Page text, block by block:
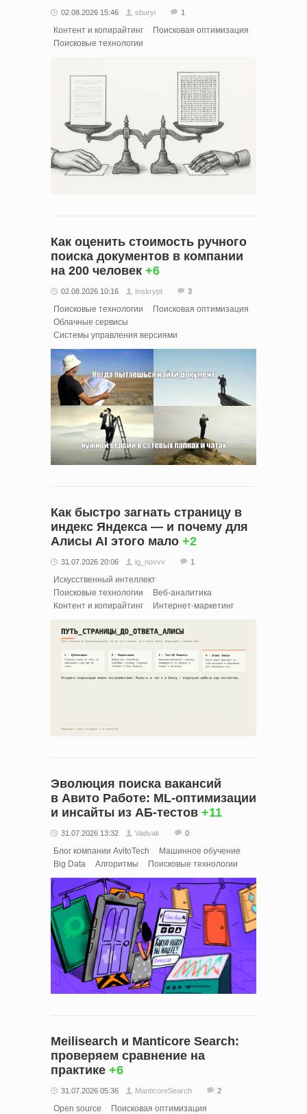
02.08.2026 15:46 sburyi 1
Контент и копирайтинг
Поисковая оптимизация
Поисковые технологии
Как оценить стоимость ручного
поиска документов в компании
на 200 человек +6
02.08.2026 10:16 Inskrypt 3
Поисковые технологии
Поисковая оптимизация
Облачные сервисы
Системы управления версиями
Как быстро загнать страницу в
индекс Яндекса — и почему для
Алисы AI этого мало +2
31.07.2026 20:06 ig_novvv 1
Искусственный интеллект
Поисковые технологии
Веб-аналитика
Контент и копирайтинг
Интернет-маркетинг
Эволюция поиска вакансий
в Авито Работе: ML-оптимизации
и инсайты из АБ-тестов +11
31.07.2026 13:32 Vadvak 0
Блог компании AvitoTech
Машинное обучение
Big Data
Алгоритмы Поисковые технологии
Meilisearch и Manticore Search:
проверяем сравнение на
практике +6
31.07.2026 05:36 ManticoreSearch 2
Open source Поисковая оптимизация